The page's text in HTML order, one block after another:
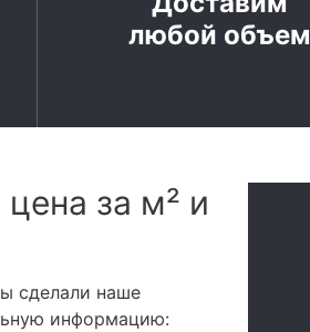
любой объем
за м² и
сделали наше
информацию: